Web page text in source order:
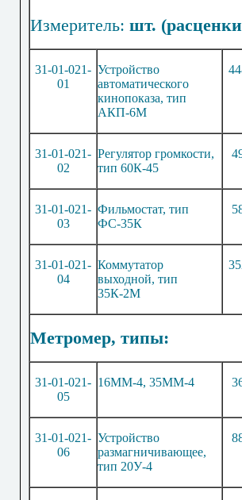
Измеритель: шт.
31-01-021-
01
Устройство
автоматического
кинопоказа, тип
АКП-6М
44
31-01-021-
02
Регулятор громкости,
тип 60К-45
4
31-01-021-
03
Фильмостат, тип
ФС-35К
5
31-01-021-
04
Коммутатор
выходной, тип
35К-2М
35
Метромер, типы:
31-01-021-
05
16ММ-4, 35ММ-4 3
31-01-021-
06
Устройство
размагничивающее,
тип 20У-4
8